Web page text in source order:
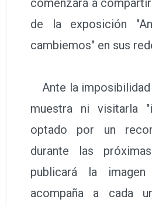
comenzará a
de la exposición
cambiemos" en sus
Ante la imposibilidad
muestra ni visitarla
optado por un
durante las
publicará la
acompaña a cada